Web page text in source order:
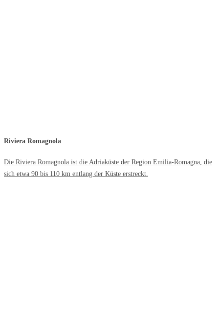
Riviera Romagnola
Die Riviera Romagnola ist die Adriaküste der Region Emilia-Romagna, die
sich etwa 90 bis 110 km entlang der Küste erstreckt.